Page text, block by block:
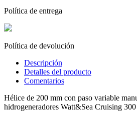
Política de entrega
Política de devolución
Descripción
Detalles del producto
Comentarios
Hélice de 200 mm con paso variable
hidrogeneradores Watt&Sea Cruising